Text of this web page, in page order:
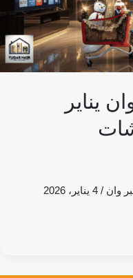
يناير
وان /4 يناير، 2026